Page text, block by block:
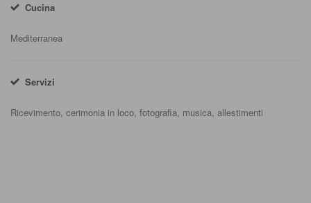
Cucina
Mediterranea
Servizi
Ricevimento, cerimonia in loco, fotografia, musica, allestimenti